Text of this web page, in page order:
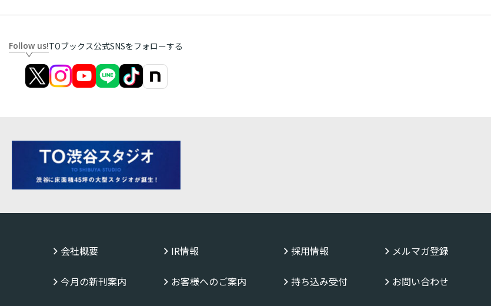
Follow us!TOブックス公式SNSをフォローする
会社概要 IR情報 採用情報 メルマガ登録
今月の新刊案内 お客様へのご案内 持ち込み受付 お問い合わせ